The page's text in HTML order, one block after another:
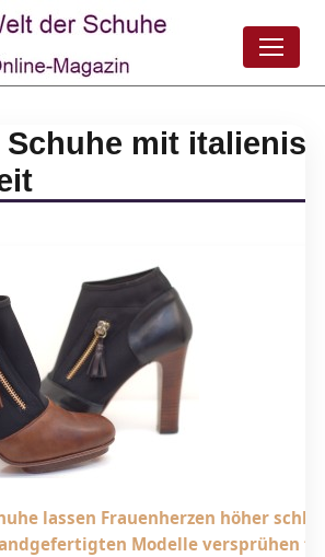
Schuhe mit
lassen Frauenherzen höher
Modelle versprühen